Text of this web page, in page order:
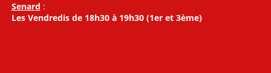
Senard :
Les Vendredis de 18h30 à 19h30 (1er et 3ème)